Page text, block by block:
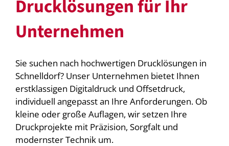
Drucklösungen für Ihr
Unternehmen
Sie suchen nach hochwertigen Drucklösungen in
Schnelldorf? Unser Unternehmen bietet Ihnen
erstklassigen Digitaldruck und Offsetdruck,
individuell angepasst an Ihre Anforderungen. Ob
kleine oder große Auflagen, wir setzen Ihre
Druckprojekte mit Präzision, Sorgfalt und
modernster Technik um.